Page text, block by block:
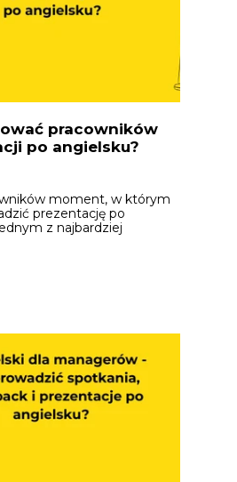
pracowników
po angielsku?
moment, w którym
prezentację po
z najbardziej